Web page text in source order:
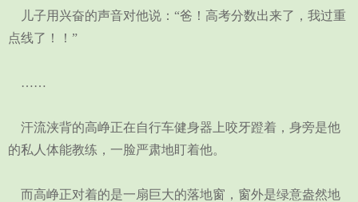
儿子用兴奋的声音对他说：“爸！高考分数出来了，我过重
点线了！！”
……
汗流浃背的高峥正在自行车健身器上咬牙蹬着，身旁是他
的私人体能教练，一脸严肃地盯着他。
而高峥正对着的是一扇巨大的落地窗，窗外是绿意盎然地